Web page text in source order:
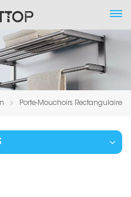
Porte-Mouchoirs Rectangulaire